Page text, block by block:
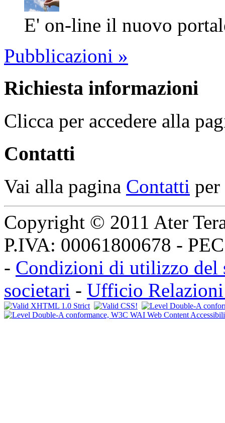
E' on-line il nuovo
Pubblicazioni »
Richiesta informazioni
Clicca per accedere alla
Contatti
Vai alla pagina Contatti
Copyright © 2011 Ater
P.IVA: 00061800678 -
- Condizioni di utilizzo del
societari - Ufficio